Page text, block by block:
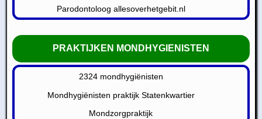
Parodontoloog allesoverhetgebit.nl
PRAKTIJKEN MONDHYGIENISTEN
2324 mondhygiënisten
Mondhygiënisten praktijk Statenkwartier
Mondzorgpraktijk